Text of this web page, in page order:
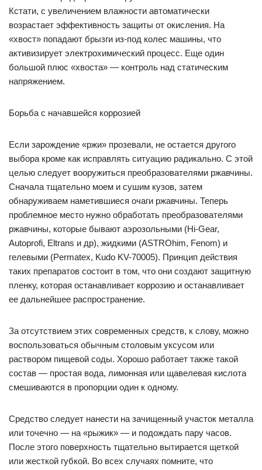
Кстати, с увеличением влажности автоматически
возрастает эффективность защиты от окисления. На
«хвост» попадают брызги из-под колес машины, что
активизирует электрохимический процесс. Еще один
большой плюс «хвоста» — контроль над статическим
напряжением.
Борьба с начавшейся коррозией
Если зарождение «ржи» прозевали, не остается другого
выбора кроме как исправлять ситуацию радикально. С этой
целью следует вооружиться преобразователями ржавчины.
Сначала тщательно моем и сушим кузов, затем
обнаруживаем наметившиеся очаги ржавчины. Теперь
проблемное место нужно обработать преобразователями
ржавчины, которые бывают аэрозольными (Hi-Gear,
Autoprofi, Eltrans и др), жидкими (ASTROhim, Fenom) и
гелевыми (Permatex, Kudo KV-70005). Принцип действия
таких препаратов состоит в том, что они создают защитную
пленку, которая останавливает коррозию и останавливает
ее дальнейшее распространение.
За отсутствием этих современных средств, к слову, можно
воспользоваться обычным столовым уксусом или
раствором пищевой соды. Хорошо работает также такой
состав — простая вода, лимонная или щавелевая кислота
смешиваются в пропорции один к одному.
Средство следует нанести на зачищенный участок металла
или точечно — на «рыжик» — и подождать пару часов.
После этого поверхность тщательно вытирается щеткой
или жесткой губкой. Во всех случаях помните, что